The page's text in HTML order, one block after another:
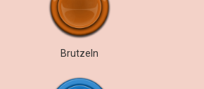
Brutzeln